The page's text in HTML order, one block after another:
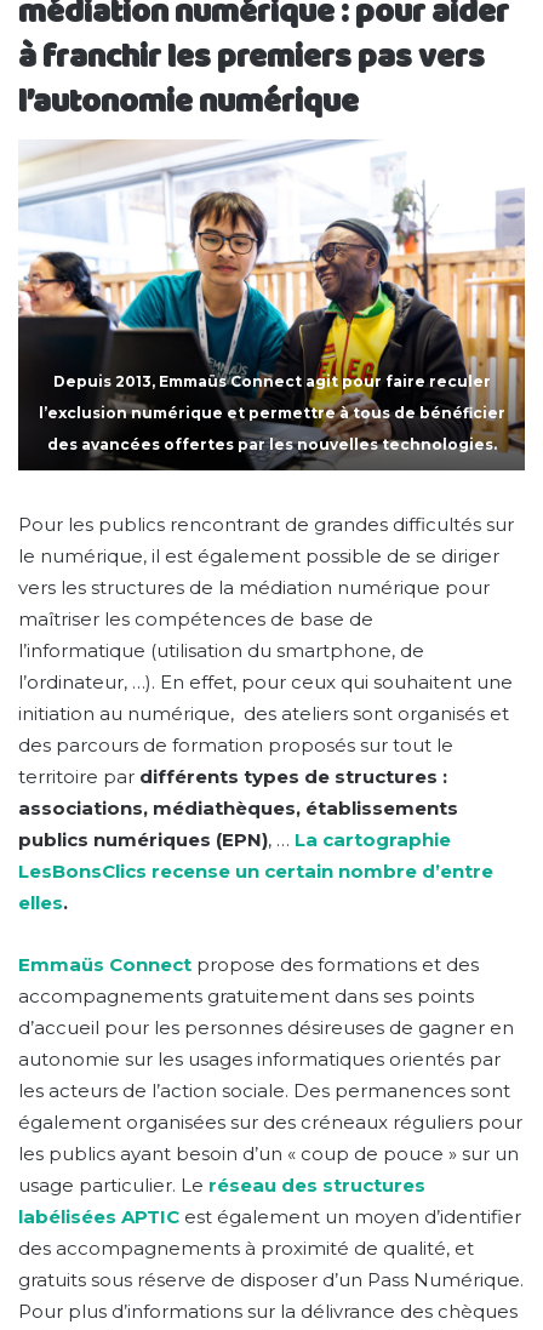
médiation numérique : pour aider
à franchir les premiers pas vers
l’autonomie numérique
Depuis 2013, Emmaüs Connect agit pour faire reculer
l’exclusion numérique et permettre à tous de bénéficier
des avancées offertes par les nouvelles technologies.
Pour les publics rencontrant de grandes difficultés sur
le numérique, il est également possible de se diriger
vers les structures de la médiation numérique pour
maîtriser les compétences de base de
l’informatique (utilisation du smartphone, de
l’ordinateur, …). En effet, pour ceux qui souhaitent une
initiation au numérique, des ateliers sont organisés et
des parcours de formation proposés sur tout le
territoire par différents types de structures :
associations, médiathèques, établissements
publics numériques (EPN), … La cartographie
LesBonsClics recense un certain nombre d’entre
elles.
Emmaüs Connect propose des formations et des
accompagnements gratuitement dans ses points
d’accueil pour les personnes désireuses de gagner en
autonomie sur les usages informatiques orientés par
les acteurs de l’action sociale. Des permanences sont
également organisées sur des créneaux réguliers pour
les publics ayant besoin d’un « coup de pouce » sur un
usage particulier. Le réseau des structures
labélisées APTIC est également un moyen d’identifier
des accompagnements à proximité de qualité, et
gratuits sous réserve de disposer d’un Pass Numérique.
Pour plus d’informations sur la délivrance des chèques